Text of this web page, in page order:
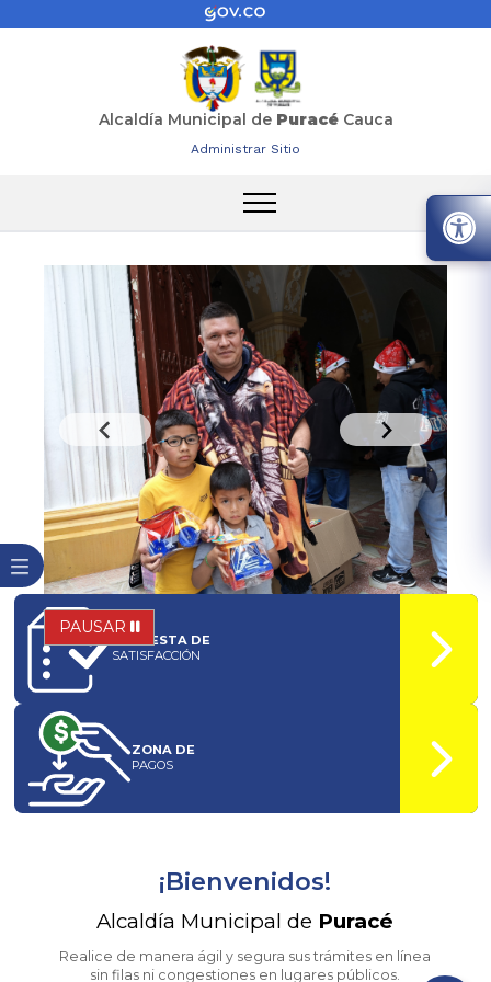
Alcaldía Municipal de Puracé Cauca
Administrar Sitio
PAUSAR
ENCUESTA DE
SATISFACCIÓN
ZONA DE
PAGOS
¡Bienvenidos!
Alcaldía Municipal de Puracé
Realice de manera ágil y segura sus trámites en línea
sin filas ni congestiones en lugares públicos.